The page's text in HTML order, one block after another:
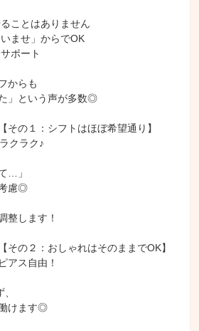
ことはありません
ませ」からでOK
ポート
からも
」という声が多数◎
その１：シフトはほぼ希望通り】
クラク♪
…」
慮◎
整します！
その２：おしゃれはそのままでOK】
アス自由！
けます◎